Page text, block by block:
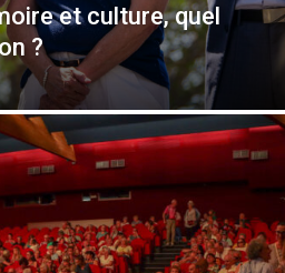
et culture, quel
?